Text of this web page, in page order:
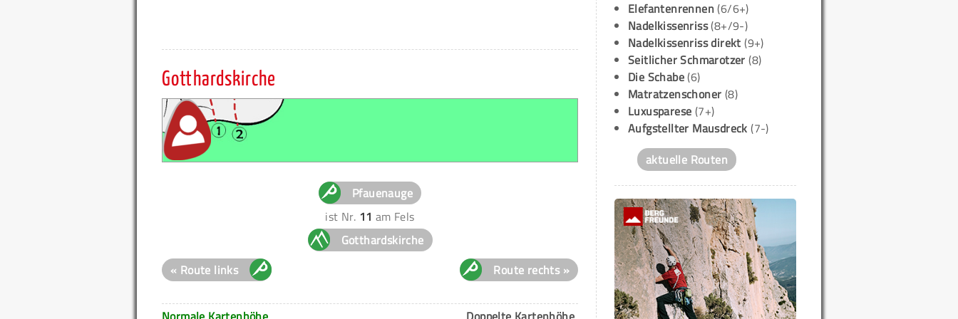
Gotthardskirche
Pfauenauge
ist Nr. 11 am Fels
Gotthardskirche
« Route links
Route rechts »
Elefantenrennen(6/6+)
Nadelkissenriss(8+/9-)
Nadelkissenriss direkt (9+)
Seitlicher Schmarotzer (8)
Die Schabe(6)
Matratzenschoner (8)
Luxusparese (7+)
Aufgstellter Mausdreck (7-)
aktuelle Routen